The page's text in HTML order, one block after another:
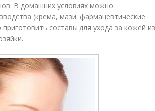
В домашних условиях можно
(крема, мази, фармацевтические
составы для ухода за кожей из